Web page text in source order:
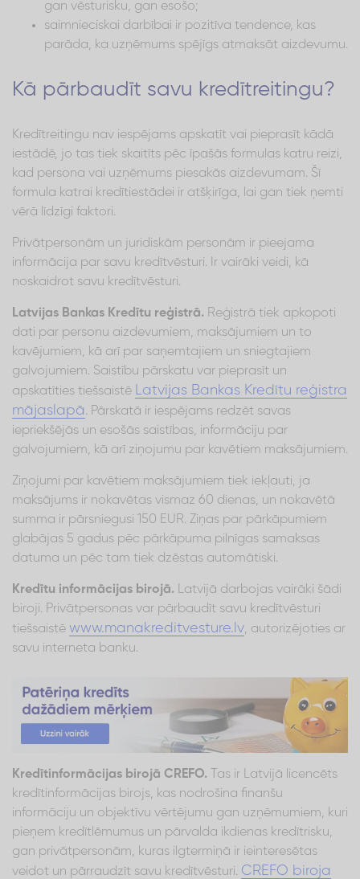
gan vēsturisku, gan esošo;
saimnieciskai darbībai ir pozitīva tendence, kas
parāda, ka uzņēmums spējīgs atmaksāt aizdevumu.
Kā pārbaudīt savu kredītreitingu?
Kredītreitingu nav iespējams apskatīt vai pieprasīt kādā
iestādē, jo tas tiek skaitīts pēc īpašās formulas katru reizi,
kad persona vai uzņēmums piesakās aizdevumam. Šī
formula katrai kredītiestādei ir atšķirīga, lai gan tiek ņemti
vērā līdzīgi faktori.
Privātpersonām un juridiskām personām ir pieejama
informācija par savu kredītvēsturi. Ir vairāki veidi, kā
noskaidrot savu kredītvēsturi.
Latvijas Bankas Kredītu reģistrā. Reģistrā tiek apkopoti
dati par personu aizdevumiem, maksājumiem un to
kavējumiem, kā arī par saņemtajiem un sniegtajiem
galvojumiem. Saistību pārskatu var pieprasīt un
apskatīties tiešsaistē Latvijas Bankas Kredītu reģistra
mājaslapā. Pārskatā ir iespējams redzēt savas
iepriekšējās un esošās saistības, informāciju par
galvojumiem, kā arī ziņojumu par kavētiem maksājumiem.
Ziņojumi par kavētiem maksājumiem tiek iekļauti, ja
maksājums ir nokavētas vismaz 60 dienas, un nokavētā
summa ir pārsniegusi 150 EUR. Ziņas par pārkāpumiem
glabājas 5 gadus pēc pārkāpuma pilnīgas samaksas
datuma un pēc tam tiek dzēstas automātiski.
Kredītu informācijas birojā. Latvijā darbojas vairāki šādi
biroji. Privātpersonas var pārbaudīt savu kredītvēsturi
tiešsaistē www.manakreditvesture.lv, autorizējoties ar
savu interneta banku.
Kredītinformācijas birojā CREFO.
Tas ir Latvijā licencēts
kredītinformācijas birojs, kas nodrošina finanšu
informāciju un objektīvu vērtējumu gan uzņēmumiem, kuri
pieņem kredītlēmumus un pārvalda ikdienas kredītrisku,
gan privātpersonām, kuras ilgtermiņā ir ieinteresētas
veidot un pārraudzīt savu kredītvēsturi. CREFO biroja